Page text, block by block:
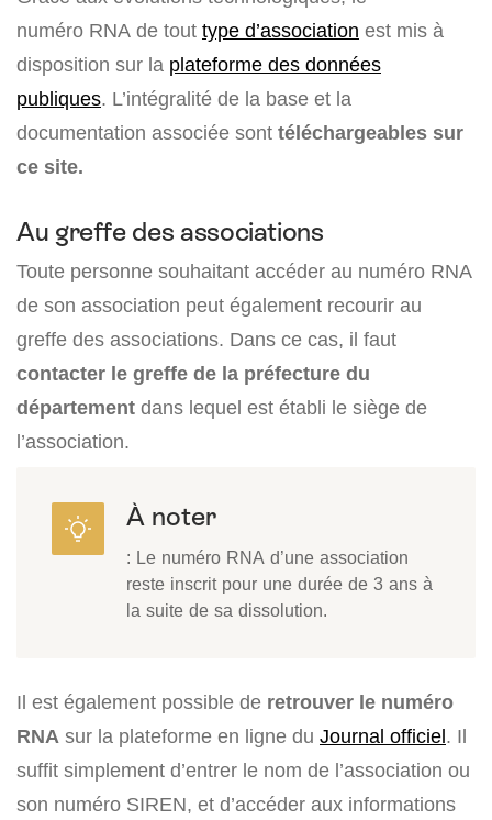
numéro RNA de tout type d’association est mis à
disposition sur la plateforme des données
publiques. L’intégralité de la base et la
documentation associée sont téléchargeables sur
ce site.
Au greffe des associations
Toute personne souhaitant accéder au numéro RNA
de son association peut également recourir au
greffe des associations. Dans ce cas, il faut
contacter le greffe de la préfecture du
département dans lequel est établi le siège de
l’association.
À noter
: Le numéro RNA d’une association
reste inscrit pour une durée de 3 ans à
la suite de sa dissolution.
Il est également possible de retrouver le numéro
RNA sur la plateforme en ligne du Journal officiel. Il
suffit simplement d’entrer le nom de l’association ou
son numéro SIREN, et d’accéder aux informations